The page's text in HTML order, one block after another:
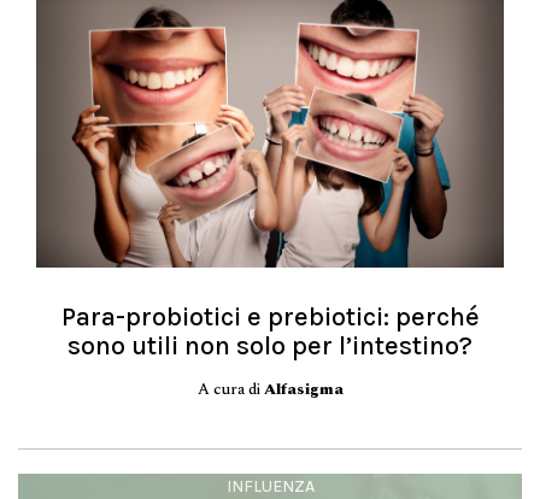
Para-probiotici e prebiotici: perché
sono utili non solo per l’intestino?
A cura diAlfasigma
INFLUENZA